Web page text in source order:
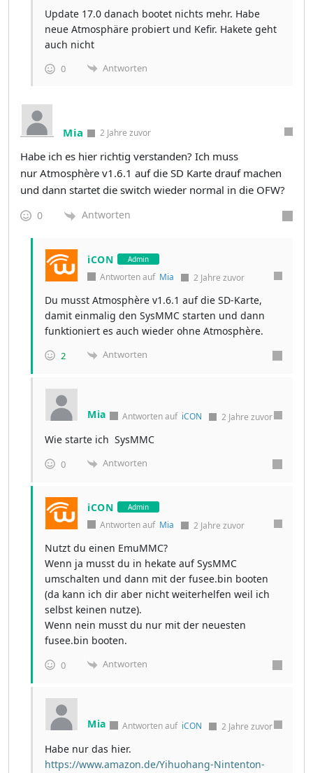
Update 17.0 danach bootet nichts mehr. Habe
neue Atmosphäre probiert und Kefir. Hakete geht
auch nicht
0 Antworten
Mia 2 Jahre zuvor
Habe ich es hier richtig verstanden? Ich muss
nur Atmosphère v1.6.1 auf die SD Karte drauf machen
und dann startet die switch wieder normal in die OFW?
0 Antworten
iCON Admin
Antworten auf Mia 2 Jahre zuvor
Du musst Atmosphère v1.6.1 auf die SD-Karte,
damit einmalig den SysMMC starten und dann
funktioniert es auch wieder ohne Atmosphère.
2 Antworten
Mia Antworten auf iCON 2 Jahre zuvor
Wie starte ich SysMMC
0 Antworten
iCON Admin
Antworten auf Mia 2 Jahre zuvor
Nutzt du einen EmuMMC?
Wenn ja musst du in hekate auf SysMMC
umschalten und dann mit der fusee.bin booten
(da kann ich dir aber nicht weiterhelfen weil ich
selbst keinen nutze).
Wenn nein musst du nur mit der neuesten
fusee.bin booten.
0 Antworten
Mia Antworten auf iCON 2 Jahre zuvor
Habe nur das hier.
https://www.amazon.de/Yihuohang-Nintenton-